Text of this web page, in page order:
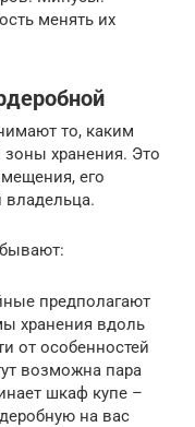
менять их
то, каким
хранения. Это
его
владельца.
предполагают
хранения вдоль
от особенностей
возможна пара
шкаф купе –
на вас